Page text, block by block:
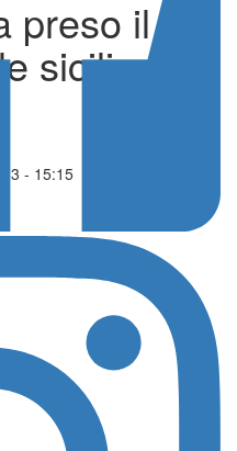
preso il
siciliano
- 15:15